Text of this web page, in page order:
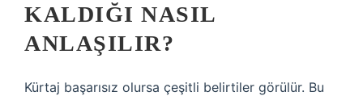
KALDIĞI NASIL
ANLAŞILIR?
Kürtaj başarısız olursa çeşitli belirtiler görülür. Bu